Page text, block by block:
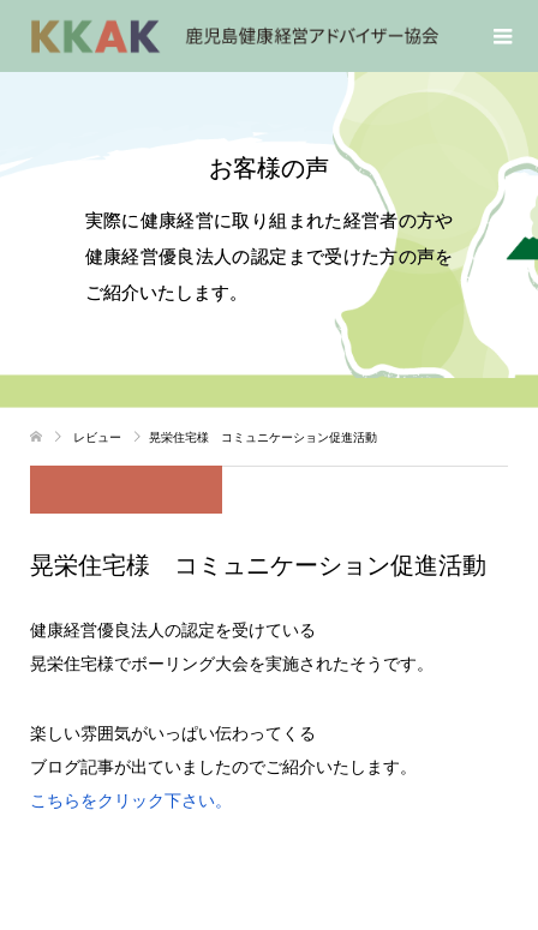
お客様の声
実際に健康経営に取り組まれた経営者の方や
健康経営優良法人の認定まで受けた方の声を
ご紹介いたします。
レビュー 晃栄住宅様 コミュニケーション促進活動
晃栄住宅様 コミュニケーション促進活動
健康経営優良法人の認定を受けている
晃栄住宅様でボーリング大会を実施されたそうです。
楽しい雰囲気がいっぱい伝わってくる
ブログ記事が出ていましたのでご紹介いたします。
こちらをクリック下さい。